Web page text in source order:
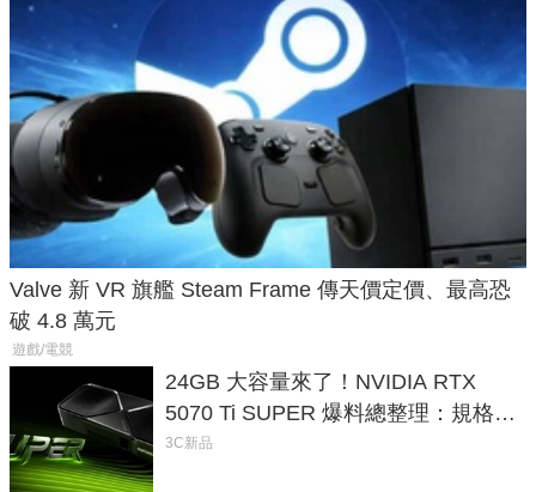
Valve 新 VR 旗艦 Steam Frame 傳天價定價、最高恐
破 4.8 萬元
遊戲/電競
24GB 大容量來了！NVIDIA RTX
5070 Ti SUPER 爆料總整理：規格、
功耗、上市時間
3C新品